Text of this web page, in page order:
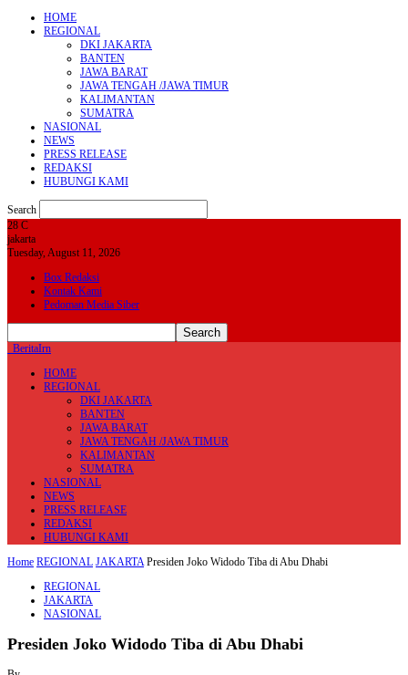
HOME
REGIONAL
DKI JAKARTA
BANTEN
JAWA BARAT
JAWA TENGAH /JAWA TIMUR
KALIMANTAN
SUMATRA
NASIONAL
NEWS
PRESS RELEASE
REDAKSI
HUBUNGI KAMI
Search
28 C
jakarta
Tuesday, August 11, 2026
Box Redaksi
Kontak Kami
Pedoman Media Siber
BeritaIrn
HOME
REGIONAL
DKI JAKARTA
BANTEN
JAWA BARAT
JAWA TENGAH /JAWA TIMUR
KALIMANTAN
SUMATRA
NASIONAL
NEWS
PRESS RELEASE
REDAKSI
HUBUNGI KAMI
Home REGIONAL JAKARTA Presiden Joko Widodo Tiba di Abu Dhabi
REGIONAL
JAKARTA
NASIONAL
Presiden Joko Widodo Tiba di Abu Dhabi